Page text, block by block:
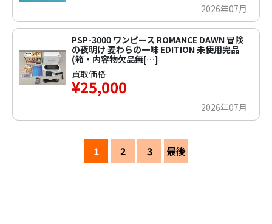
2026年07月
PSP-3000 ワンピース ROMANCE DAWN 冒険
の夜明け 麦わらの一味 EDITION 未使用完品
(箱・内容物欠品無[…]
買取価格
¥25,000
2026年07月
1 2 3 最後